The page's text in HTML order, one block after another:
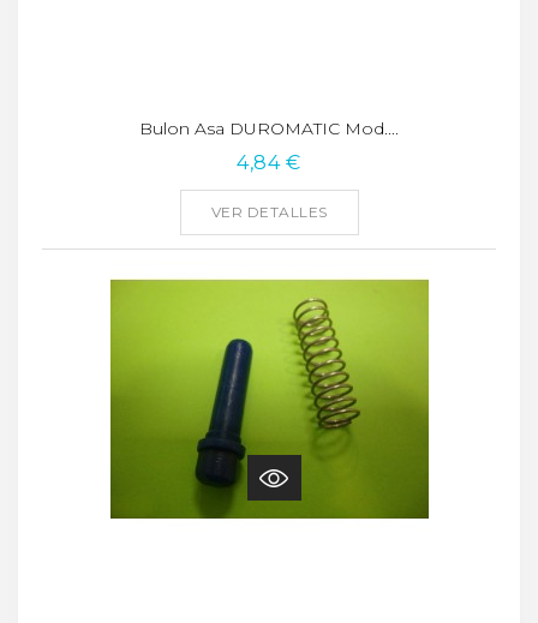
Bulon Asa DUROMATIC Mod....
4,84 €
VER DETALLES